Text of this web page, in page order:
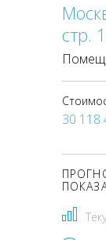
стр.
30 118